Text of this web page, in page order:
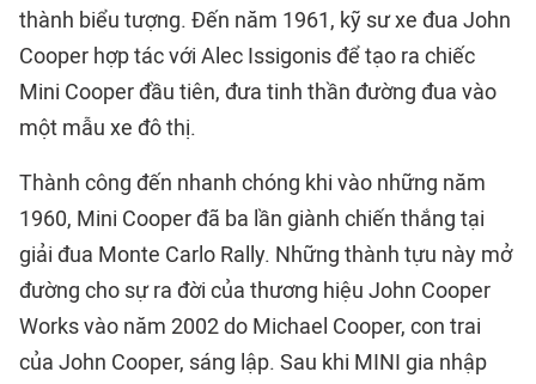
thành biểu tượng. Đến năm 1961, kỹ sư xe đua John
Cooper hợp tác với Alec Issigonis để tạo ra chiếc
Mini Cooper đầu tiên, đưa tinh thần đường đua vào
một mẫu xe đô thị.
Thành công đến nhanh chóng khi vào những năm
1960, Mini Cooper đã ba lần giành chiến thắng tại
giải đua Monte Carlo Rally. Những thành tựu này mở
đường cho sự ra đời của thương hiệu John Cooper
Works vào năm 2002 do Michael Cooper, con trai
của John Cooper, sáng lập. Sau khi MINI gia nhập